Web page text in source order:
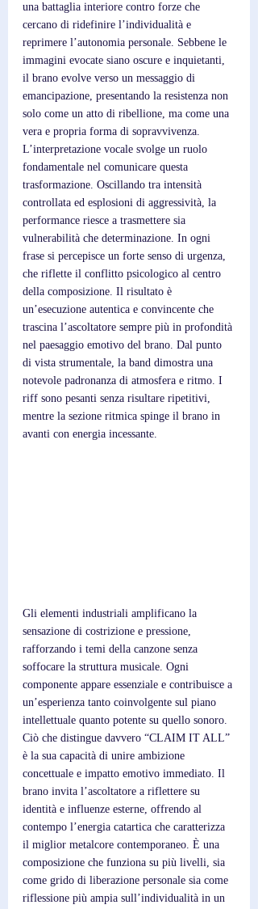
una battaglia interiore contro forze che
cercano di ridefinire l’individualità e
reprimere l’autonomia personale. Sebbene le
immagini evocate siano oscure e inquietanti,
il brano evolve verso un messaggio di
emancipazione, presentando la resistenza non
solo come un atto di ribellione, ma come una
vera e propria forma di sopravvivenza.
L’interpretazione vocale svolge un ruolo
fondamentale nel comunicare questa
trasformazione. Oscillando tra intensità
controllata ed esplosioni di aggressività, la
performance riesce a trasmettere sia
vulnerabilità che determinazione. In ogni
frase si percepisce un forte senso di urgenza,
che riflette il conflitto psicologico al centro
della composizione. Il risultato è
un’esecuzione autentica e convincente che
trascina l’ascoltatore sempre più in profondità
nel paesaggio emotivo del brano. Dal punto
di vista strumentale, la band dimostra una
notevole padronanza di atmosfera e ritmo. I
riff sono pesanti senza risultare ripetitivi,
mentre la sezione ritmica spinge il brano in
avanti con energia incessante.
Gli elementi industriali amplificano la
sensazione di costrizione e pressione,
rafforzando i temi della canzone senza
soffocare la struttura musicale. Ogni
componente appare essenziale e contribuisce a
un’esperienza tanto coinvolgente sul piano
intellettuale quanto potente su quello sonoro.
Ciò che distingue davvero “CLAIM IT ALL”
è la sua capacità di unire ambizione
concettuale e impatto emotivo immediato. Il
brano invita l’ascoltatore a riflettere su
identità e influenze esterne, offrendo al
contempo l’energia catartica che caratterizza
il miglior metalcore contemporaneo. È una
composizione che funziona su più livelli, sia
come grido di liberazione personale sia come
riflessione più ampia sull’individualità in un